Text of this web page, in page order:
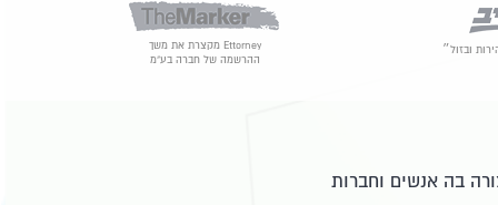
ובזול״
Ettorney מקצרת את משך
ההרשמה של חברה בע"מ
בה אנשים וחברות